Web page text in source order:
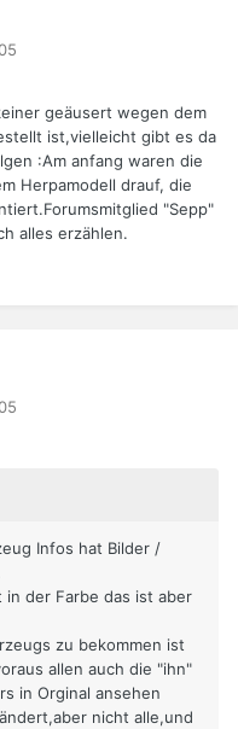
geäusert wegen dem
ist,vielleicht gibt es da
:Am anfang waren die
Herpamodell drauf, die
"Sepp"
alles erzählen.
Infos hat Bilder /
in der Farbe das ist aber
zu bekommen ist
allen auch die "ihn"
in Orginal ansehen
nicht alle,und